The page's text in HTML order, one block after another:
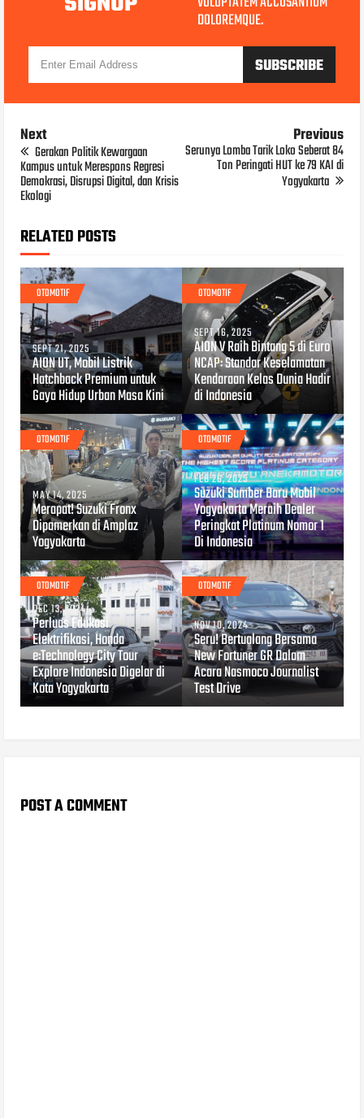
DOLOREMQUE.
Next
Gerakan Politik Kewargaan
Kampus untuk Merespons Regresi
Demokrasi, Disrupsi Digital, dan Krisis
Ekologi
Previous
Serunya Lomba Tarik Loko Seberat 84
Ton Peringati HUT ke 79 KAI di
Yogyakarta
RELATED POSTS
OTOMOTIF
SEPT 21, 2025
AION UT, Mobil Listrik
Hatchback Premium untuk
Gaya Hidup Urban Masa Kini
OTOMOTIF
SEPT 16, 2025
AION V Raih Bintang 5 di Euro
NCAP: Standar Keselamatan
Kendaraan Kelas Dunia Hadir
di Indonesia
OTOMOTIF
MAY 14, 2025
Merapat! Suzuki Fronx
Dipamerkan di Amplaz
Yogyakarta
OTOMOTIF
FEB 26, 2025
Suzuki Sumber Baru Mobil
Yogyakarta Meraih Dealer
Peringkat Platinum Nomor 1
Di Indonesia
OTOMOTIF
DEC 13, 2024
Perluas Edukasi
Elektrifikasi, Honda
e:Technology City Tour
Explore Indonesia Digelar di
Kota Yogyakarta
OTOMOTIF
NOV 10, 2024
Seru! Bertualang Bersama
New Fortuner GR Dalam
Acara Nasmoco Journalist
Test Drive
POST A COMMENT